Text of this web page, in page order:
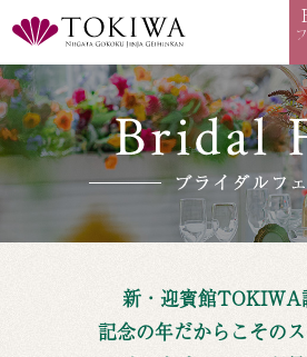
新・迎賓館TOKIWA
記念の年だからこその